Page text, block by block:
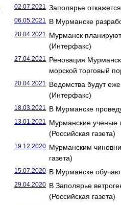
02.07.2021 Заполярье
06.05.2021 В Мурманске
28.04.2021 Мурманск
(Интерфакс)
27.04.2021 Реновация
морской торговый
20.04.2021 Ведомства будут
(Интерфакс)
18.03.2021 В Мурманске
13.01.2021 Мурманские ученые
(Российская газета)
19.12.2020 Мурманским
газета)
15.07.2020 В Мурманске
29.04.2020 В Заполярье
(Российская газета)